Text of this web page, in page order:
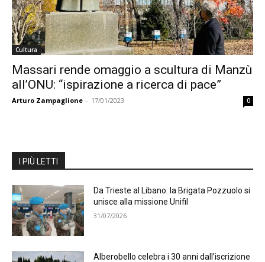
Cultura
Massari rende omaggio a scultura di Manzù
all’ONU: “ispirazione a ricerca di pace”
Arturo Zampaglione - 17/01/2023 0
I PIÙ LETTI
Da Trieste al Libano: la Brigata Pozzuolo si
unisce alla missione Unifil
31/07/2026
Alberobello celebra i 30 anni dall’iscrizione